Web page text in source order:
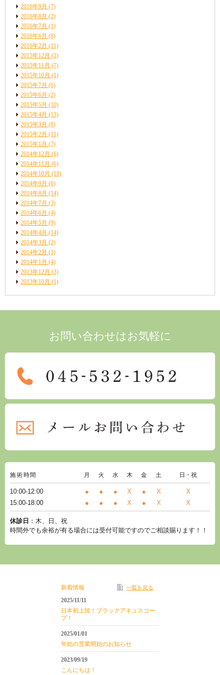
2016年9月 (7)
2016年8月 (2)
2016年7月 (1)
2016年6月 (8)
2016年2月 (11)
2015年12月 (2)
2015年11月 (7)
2015年10月 (1)
2015年7月 (6)
2015年6月 (2)
2015年5月 (10)
2015年4月 (13)
2015年3月 (8)
2015年2月 (11)
2015年1月 (7)
2014年12月 (6)
2014年11月 (6)
2014年10月 (18)
2014年9月 (6)
2014年8月 (14)
2014年7月 (3)
2014年6月 (4)
2014年5月 (9)
2014年4月 (14)
2014年3月 (2)
2014年2月 (1)
2014年1月 (4)
2013年12月 (3)
2013年10月 (1)
お問い合わせはお気軽に
施術時間 月 火 水 木 金 土 日・祝
10:00-12:00 ● ● ● X ● X
X
15:00-18:00
● ● ● X ● X X
休診日 ：木、日、祝
時間外でも余裕が有る場合には受付可能ですのでご相談賜ります！！
新着情報 一覧を見る
2025/11/11
日本初上陸！ブラックアキュスコー
プ！
2025/01/01
年始の営業開始のお知らせ
2023/09/19
こんにちは！